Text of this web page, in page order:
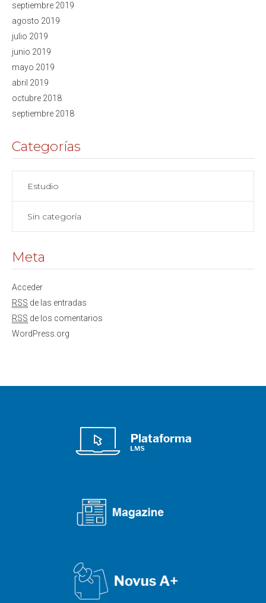
septiembre 2019
agosto 2019
julio 2019
junio 2019
mayo 2019
abril 2019
octubre 2018
septiembre 2018
Categorías
Estudio
Sin categoría
Meta
Acceder
RSS de las entradas
RSS de los comentarios
WordPress.org